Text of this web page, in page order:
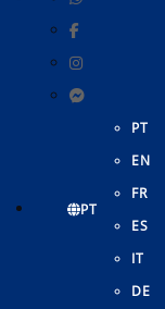
PT
PT
EN
FR
ES
IT
DE